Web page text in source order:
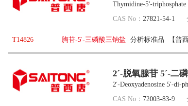
Thymidine-5'-
CAS No： 27821-54-1
T14826 胸苷-5'-三磷酸三钠盐 分析标准品 【普
2ˊ-脱氧腺苷 5ˊ-二
2′-Deoxyadenosine 5′-di-
CAS No： 72003-83-9